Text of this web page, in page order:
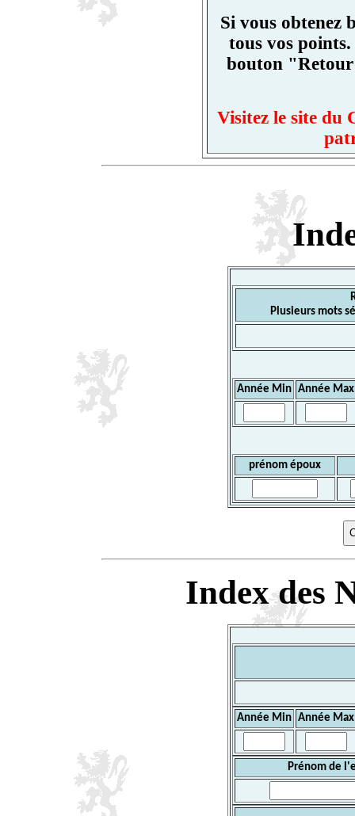
Si vous obtenez
tous vos
bouton
Visitez le site du
Plusieurs mots
Année Min Année Max
prénom époux
Index des
Année Min Année Max
Prénom de